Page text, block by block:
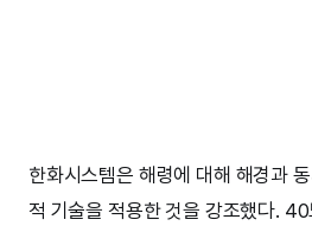
한화시스템은 해령에 대해 해경과
적 기술을 적용한 것을 강조했다.